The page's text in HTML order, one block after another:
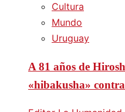
Cultura
Mundo
Uruguay
A 81 años de
«hibakusha»